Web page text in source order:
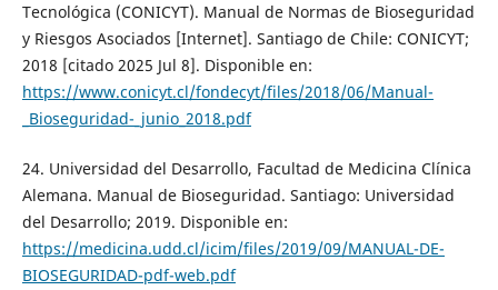
Tecnológica (CONICYT). Manual de Normas de Bioseguridad
y Riesgos Asociados [Internet]. Santiago de Chile: CONICYT;
2018 [citado 2025 Jul 8]. Disponible en:
https://www.conicyt.cl/fondecyt/files/2018/06/Manual-
_Bioseguridad-_junio_2018.pdf
24. Universidad del Desarrollo, Facultad de Medicina Clínica
Alemana. Manual de Bioseguridad. Santiago: Universidad
del Desarrollo; 2019. Disponible en:
https://medicina.udd.cl/icim/files/2019/09/MANUAL-DE-
BIOSEGURIDAD-pdf-web.pdf